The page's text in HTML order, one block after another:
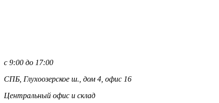
с 9:00 до 17:00
СПБ, Глухоозерское ш., дом 4, офис 16
Центральный офис и склад